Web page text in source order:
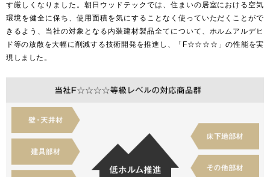
Select Language ENGLISH
す厳しくなりました。朝日ウッドテックでは、住まいの居室における空気
環境を健全に保ち、使用面積を気にすることなく使っていただくことがで
きるよう、当社の対象となる内装建材製品全てについて、ホルムアルデヒ
ド等の放散を大幅に削減する技術開発を推進し、「F☆☆☆☆」の性能を実
現しました。